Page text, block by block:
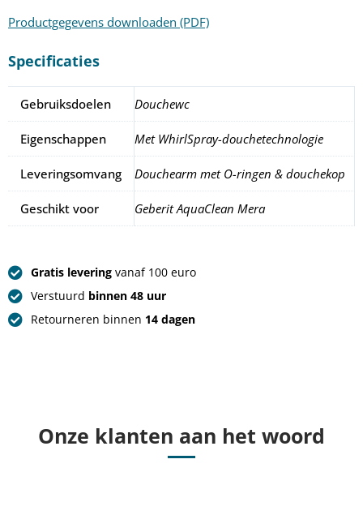
AquaClean
aantal
Productgegevens downloaden (PDF)
Specificaties
Gebruiksdoelen Douchewc
Eigenschappen Met WhirlSpray-douchetechnologie
Leveringsomvang Douchearm met O-ringen & douchekop
Geschikt voor Geberit AquaClean Mera
Gratis levering vanaf 100 euro
Verstuurd binnen 48 uur
Retourneren binnen 14 dagen
Onze klanten aan het woord